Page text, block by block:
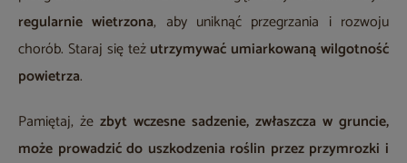
regularnie wietrzona, aby uniknąć przegrzania i rozwoju
chorób. Staraj się teżutrzymywać umiarkowaną wilgotność
powietrza.
Pamiętaj, że zbyt wczesne sadzenie, zwłaszcza w gruncie,
może prowadzić do uszkodzenia roślin przez przymrozki i